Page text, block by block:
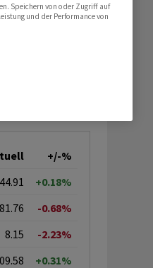
+/-%
+0.18%
81.76
-0.68%
8.15
-2.23%
+0.31%
Speichern von oder Zugriff auf
und der Performance von